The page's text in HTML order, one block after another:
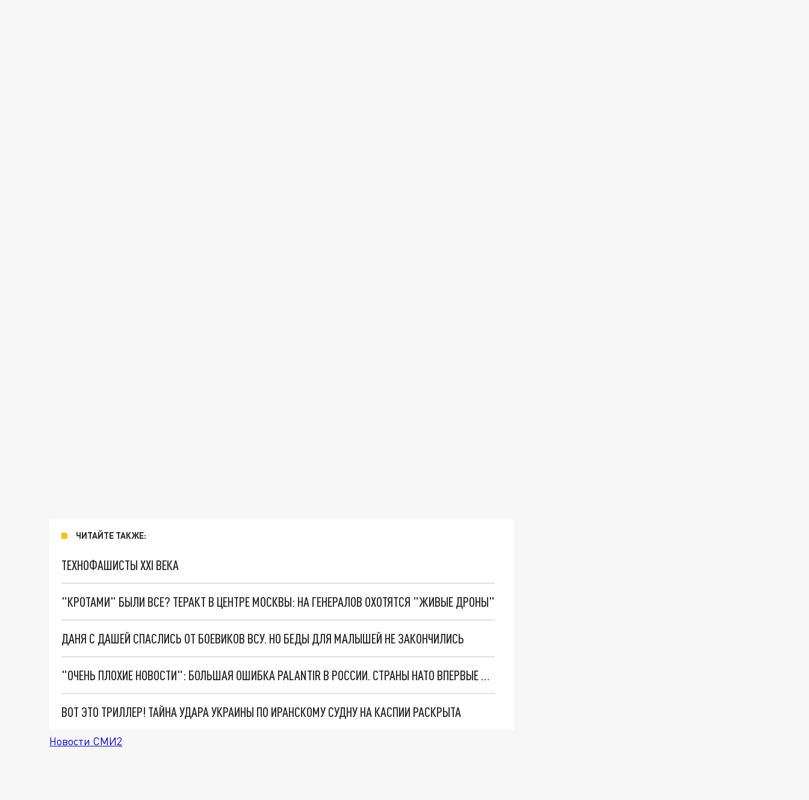
ЧИТАЙТЕ ТАКЖЕ:
ТЕХНОФАШИСТЫ XXI ВЕКА
"КРОТАМИ" БЫЛИ ВСЕ? ТЕРАКТ В ЦЕНТРЕ МОСКВЫ: НА ГЕНЕРАЛОВ ОХОТЯТСЯ "ЖИВЫЕ ДРОНЫ"
ДАНЯ С ДАШЕЙ СПАСЛИСЬ ОТ БОЕВИКОВ ВСУ. НО БЕДЫ ДЛЯ МАЛЫШЕЙ НЕ ЗАКОНЧИЛИСЬ
"ОЧЕНЬ ПЛОХИЕ НОВОСТИ": БОЛЬШАЯ ОШИБКА PALANTIR В РОССИИ. СТРАНЫ НАТО ВПЕРВЫЕ ЗА СВО ОСТАНОВИЛИ ПОСТАВКИ ОРУЖИЯ. ВСУ ТЕРЯЮТ ПРИГРАНИЧЬЕ?
ВОТ ЭТО ТРИЛЛЕР! ТАЙНА УДАРА УКРАИНЫ ПО ИРАНСКОМУ СУДНУ НА КАСПИИ РАСКРЫТА
Новости СМИ2